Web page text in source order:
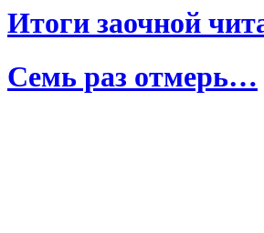
Итоги заочной
Семь раз отмерь…